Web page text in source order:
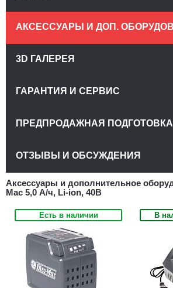
Аксессуары и дополнительное
Mac 5,0 А/ч, Li-ion, 40В
Есть в наличии В
АКСЕССУАРЫ И ДОП.
3D ГАЛЕРЕЯ
ГАРАНТИЯ И СЕРВИС
ПРЕДПРОДАЖНАЯ ПОДГОТОВКА
ОТЗЫВЫ И ОБСУЖДЕНИЯ